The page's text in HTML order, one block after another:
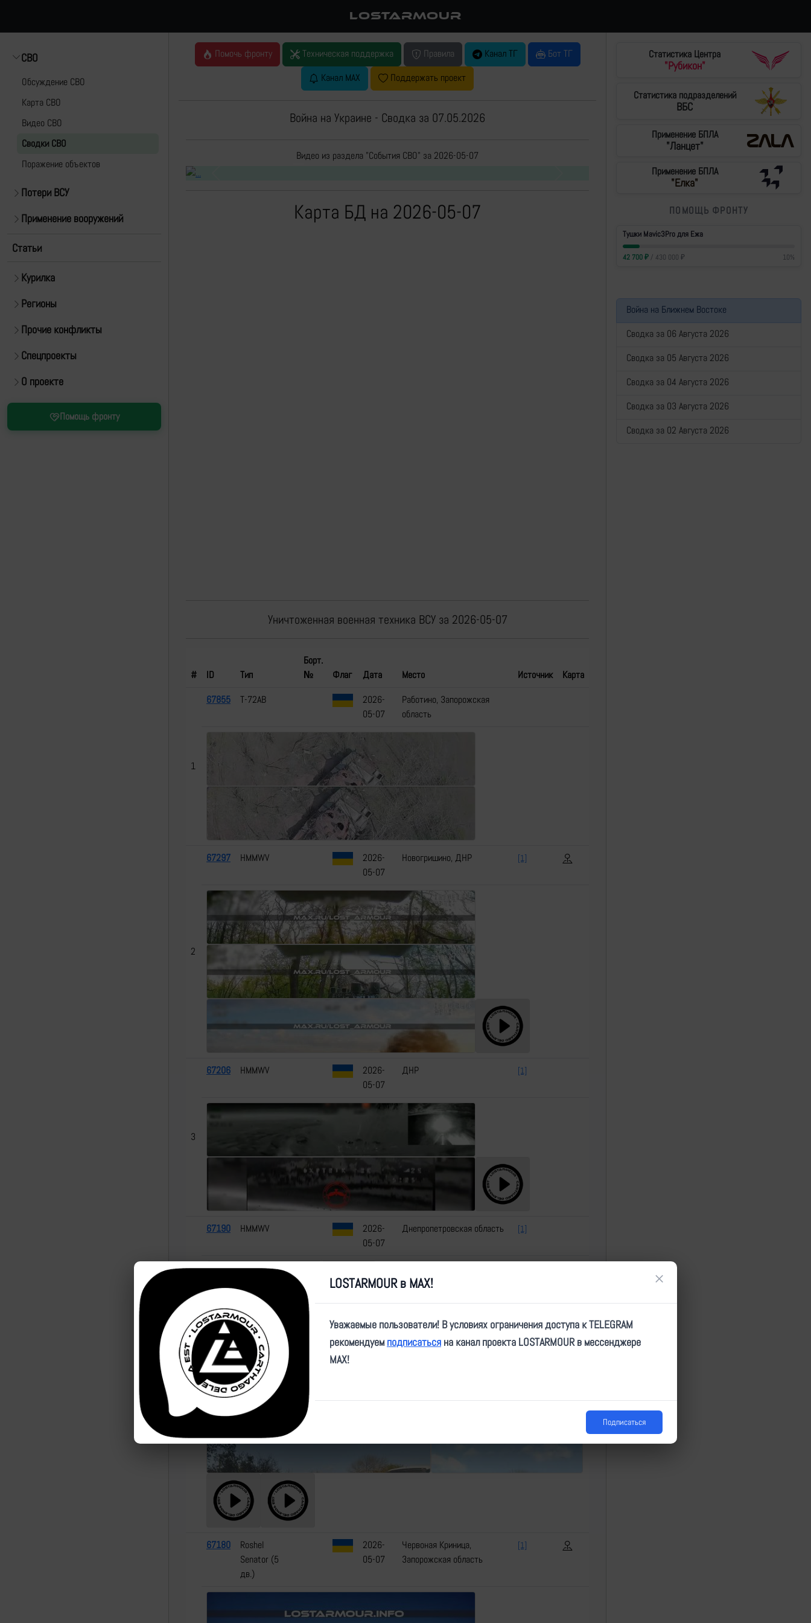
LOSTARMOUR
СВО
Обсуждение СВО
Карта СВО
Видео СВО
Cводки СВО
Поражение объектов
Потери ВСУ
Применение вооружений
Статьи
Курилка
Регионы
Прочие конфликты
Спецпроекты
О проекте
Помощь фронту
Помочь фронту Техническая поддержка Правила Канал ТГ
Бот ТГ
Канал MAX
Поддержать проект
Война на Украине - Сводка за 07.05.2026
Видео из раздела "События СВО" за 2026-05-07
Карта БД на 2026-05-07
Уничтоженная военная техника ВСУ за 2026-05-07
# ID Тип
Борт.
№
Флаг Дата Место Источник Карта
1
67855 Т-72АВ
2026-
05-07
Работино, Запорожская
область
2
67297 HMMWV
2026-
05-07
Новогришино, ДНР [1]
3
67206 HMMWV
2026-
05-07
ДНР [1]
4
67190 HMMWV
2026-
05-07
Днепропетровская область [1]
67187 FV105 Sultan
2026-
05-07
Павлоград,
Днепропетровская область
[1]
67180
Roshel
Senator (5
дв.)
2026-
05-07
Червоная Криница,
Запорожская область
[1]
Статистика Центра
"Рубикон"
Статистика подразделений
ВБС
Применение БПЛА
"Ланцет"
Применение БПЛА
"Елка"
ПОМОЩЬ ФРОНТУ
Тушки Mavic3Pro для Ежа
42 700₽/ 430 000 ₽ 10%
Война на Ближнем Востоке
Сводка за 06 Августа 2026
Сводка за 05 Августа 2026
Сводка за 04 Августа 2026
Сводка за 03 Августа 2026
Сводка за 02 Августа 2026
LOSTARMOUR в MAX! ×
Уважаемые пользователи! В условиях ограничения доступа к TELEGRAM
рекомендуем подписаться на канал проекта LOSTARMOUR в мессенджере
MAX!
Подписаться